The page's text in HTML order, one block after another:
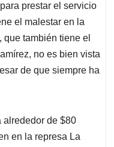
prestar el servicio
el malestar en la
también tiene el
no es bien vista
de que siempre ha
alrededor de $80
en la represa La